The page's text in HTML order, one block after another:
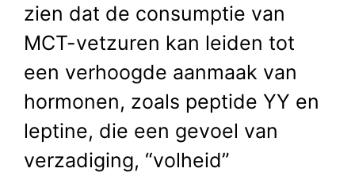
zien dat de consumptie van
MCT-vetzuren kan leiden tot
een verhoogde aanmaak van
hormonen, zoals peptide YY en
leptine, die een gevoel van
verzadiging, “volheid”